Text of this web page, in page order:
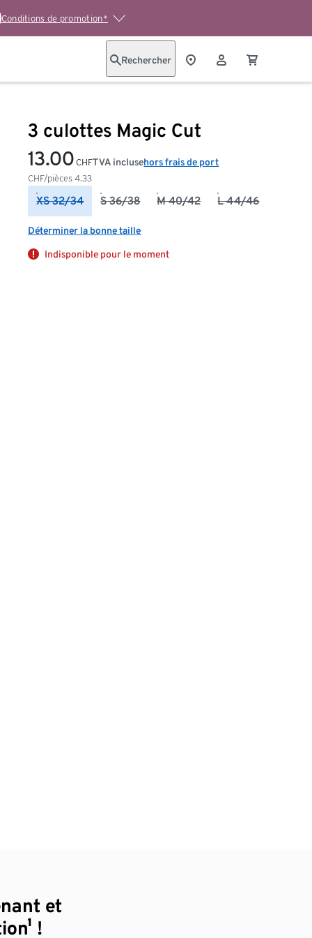
Conditions de promotion*
Rechercher
3 culottes Magic Cut
13.00 CHF
CHF/pièces4.33
TVA inclusehors frais de port
XS 32/34 S 36/38 M 40/42 L 44/46
Déterminer la bonne taille
Indisponible pour le moment
et
!